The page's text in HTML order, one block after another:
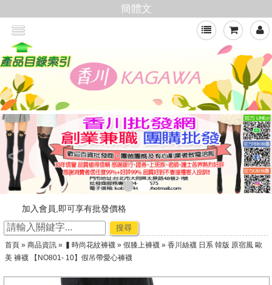
簡體文
<
加入會員,即可享有批發價格
新官網，購物好輕鬆
☆ ★~廠商合作-專利技術~☆ ★
★★年節出貨公告★★
搜尋
首頁» 商品資訊» ▍時尚花紋褲襪» 假膝上褲襪» 香川絲襪 日系 韓版 原宿風 歐
美 褲襪 【NO801- 10】假吊帶愛心褲襪